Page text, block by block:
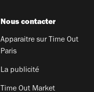
Nous contacter
Apparaitre sur Time Out
Paris
La publicité
Time Out Market